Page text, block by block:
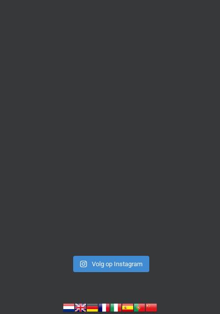
Volg op Instagram